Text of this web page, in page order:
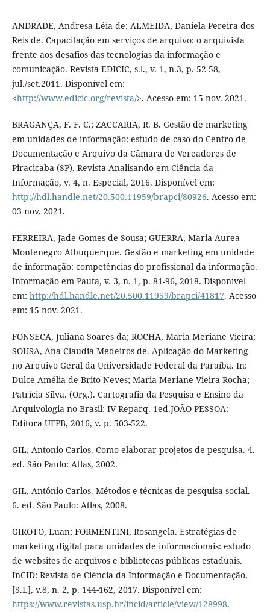
ANDRADE, Andresa Léia de; ALMEIDA, Daniela Pereira dos
Reis de. Capacitação em serviços de arquivo: o arquivista
frente aos desafios das tecnologias da informação e
comunicação. Revista EDICIC, s.l., v. 1, n.3, p. 52-58,
jul./set.2011. Disponível em:
<http://www.edicic.org/revista/>. Acesso em: 15 nov. 2021.
BRAGANÇA, F. F. C.; ZACCARIA, R. B. Gestão de marketing
em unidades de informação: estudo de caso do Centro de
Documentação e Arquivo da Câmara de Vereadores de
Piracicaba (SP). Revista Analisando em Ciência da
Informação, v. 4, n. Especial, 2016. Disponível em:
http://hdl.handle.net/20.500.11959/brapci/80926. Acesso em:
03 nov. 2021.
FERREIRA, Jade Gomes de Sousa; GUERRA, Maria Aurea
Montenegro Albuquerque. Gestão e marketing em unidade
de informação: competências do profissional da informação.
Informação em Pauta, v. 3, n. 1, p. 81-96, 2018. Disponível
em: http://hdl.handle.net/20.500.11959/brapci/41817. Acesso
em: 15 nov. 2021.
FONSECA, Juliana Soares da; ROCHA, Maria Meriane Vieira;
SOUSA, Ana Claudia Medeiros de. Aplicação do Marketing
no Arquivo Geral da Universidade Federal da Paraíba. In:
Dulce Amélia de Brito Neves; Maria Meriane Vieira Rocha;
Patrícia Silva. (Org.). Cartografia da Pesquisa e Ensino da
Arquivologia no Brasil: IV Reparq. 1ed.JOÃO PESSOA:
Editora UFPB, 2016, v. p. 503-522.
GIL, Antonio Carlos. Como elaborar projetos de pesquisa. 4.
ed. São Paulo: Atlas, 2002.
GIL, Antônio Carlos. Métodos e técnicas de pesquisa social.
6. ed. São Paulo: Atlas, 2008.
GIROTO, Luan; FORMENTINI, Rosangela. Estratégias de
marketing digital para unidades de informacionais: estudo
de websites de arquivos e bibliotecas públicas estaduais.
InCID: Revista de Ciência da Informação e Documentação,
[S.L], v.8, n. 2, p. 144-162, 2017. Disponível em:
https://www.revistas.usp.br/incid/article/view/128998.